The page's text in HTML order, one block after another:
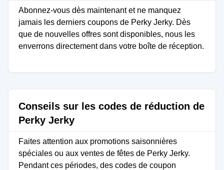
Abonnez-vous dès maintenant et ne manquez
jamais les derniers coupons de Perky Jerky. Dès
que de nouvelles offres sont disponibles, nous les
enverrons directement dans votre boîte de réception.
Conseils sur les codes de réduction de
Perky Jerky
Faites attention aux promotions saisonnières
spéciales ou aux ventes de fêtes de Perky Jerky.
Pendant ces périodes, des codes de coupon